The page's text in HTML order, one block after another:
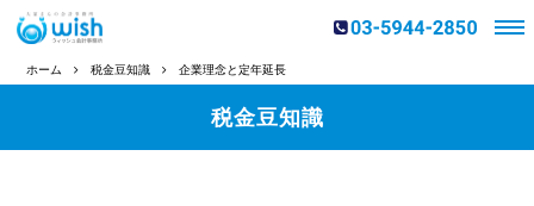
ホーム 税金豆知識 企業理念と定年延長
税金豆知識